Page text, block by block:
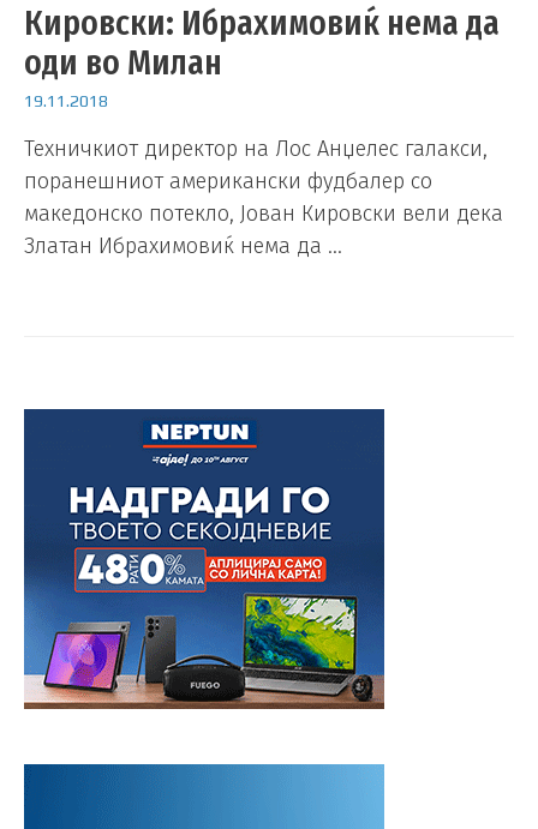
Кировски: Ибрахимовиќ нема да
оди во Милан
19.11.2018
Техничкиот директор на Лос Анџелес галакси,
поранешниот американски фудбалер со
македонско потекло, Јован Кировски вели дека
Златан Ибрахимовиќ нема да …